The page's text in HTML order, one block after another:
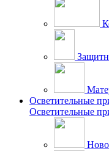
Осветительные
Осветительные